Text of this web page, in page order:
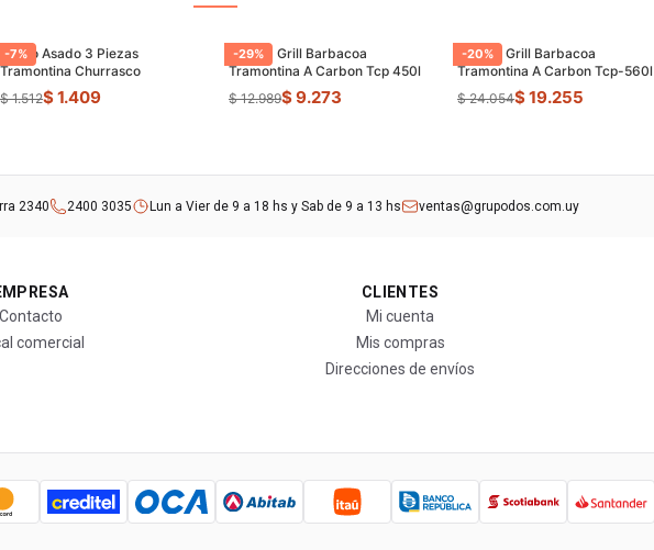
-7%
Juego Asado 3 Piezas
Tramontina Churrasco
$ 1.512$ 1.409
-29%
Parrilla Grill Barbacoa
Tramontina A Carbon Tcp 450l
$ 12.989$ 9.273
-20%
Parrilla Grill Barbacoa
Tramontina A Carbon Tcp-560l
$ 24.054$ 19.255
2340 2400 3035 Lun a Vier de 9 a 18 hs y Sab de 9 a 13 hs ventas@grupodos.com.uy
Contacto
comercial
CLIENTES
Mi cuenta
Mis compras
Direcciones de envíos